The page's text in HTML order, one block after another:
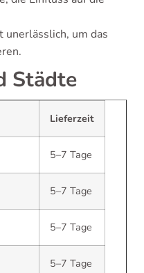
unerlässlich, um das
Städte
Lieferzeit
5–7 Tage
5–7 Tage
5–7 Tage
5–7 Tage